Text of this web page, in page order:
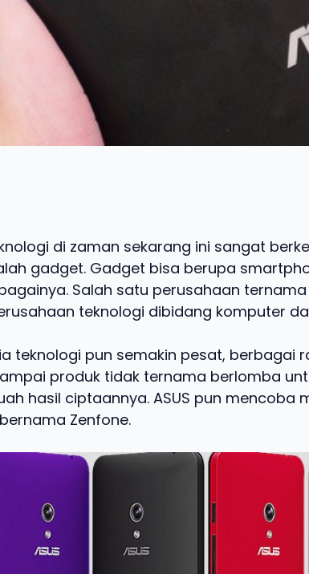
di zaman sekarang ini sangat
gadget. Gadget bisa berupa
Salah satu perusahaan ternama
teknologi dibidang komputer
teknologi pun semakin pesat, berbagai
produk tidak ternama berlomba
hasil ciptaannya. ASUS pun mencoba
Zenfone.